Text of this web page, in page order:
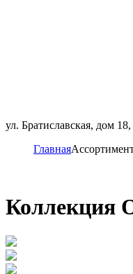
ул. Братиславская, дом
Главная
Коллекция